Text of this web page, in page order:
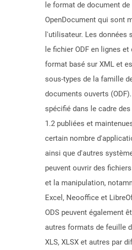
le format de document
OpenDocument qui sont
l'utilisateur. Les données
le fichier ODF en lignes
format basé sur XML et
sous-types de la famille
documents ouverts
spécifié dans le cadre
1.2 publiées et
certain nombre
ainsi que d'autres
peuvent ouvrir des
et la manipulation,
Excel, Neooffice et
ODS peuvent également
autres formats de feuille
XLS, XLSX et autres par